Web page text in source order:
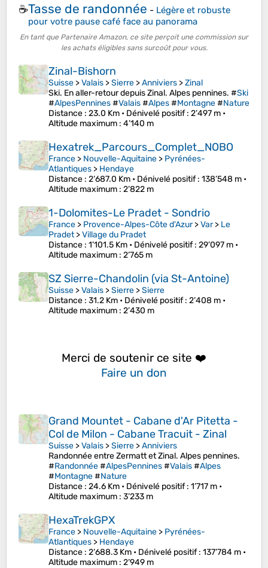
☕Tasse de randonnée - Légère et robuste
pour votre pause café face au panorama
En tant que Partenaire Amazon, ce site perçoit une commission sur
les achats éligibles sans surcoût pour vous.
Zinal-Bishorn
Suisse >Valais >Sierre >Anniviers >Zinal
Ski. En aller-retour depuis Zinal. Alpes pennines. #Ski
#AlpesPennines#Valais#Alpes#Montagne#Nature
Distance : 23.0 Km • Dénivelé positif: 2’497 m •
Altitude maximum : 4’140 m
Hexatrek_Parcours_Complet_NOBO
France > Nouvelle-Aquitaine > Pyrénées-
Atlantiques > Hendaye
Distance : 2’687.0 Km • Dénivelé positif: 138’548 m •
Altitude maximum : 2’822 m
1-Dolomites-Le Pradet - Sondrio
France > Provence-Alpes-Côte d'Azur>Var> Le
Pradet>Village du Pradet
Distance : 1’101.5 Km • Dénivelé positif: 29’097 m •
Altitude maximum : 2’765 m
SZ Sierre-Chandolin (via St-Antoine)
Suisse >Valais >Sierre >Sierre
Distance : 31.2 Km • Dénivelé positif: 2’408 m •
Altitude maximum : 2’430 m
Merci de soutenir ce site ❤️
Faire un don
Grand Mountet - Cabane d'Ar Pitetta -
Col de Milon - Cabane Tracuit - Zinal
Suisse >Valais >Sierre >Anniviers
Randonnée entre Zermatt et Zinal. Alpes pennines.
#Randonnée#AlpesPennines#Valais#Alpes
#Montagne#Nature
Distance : 24.6 Km • Dénivelé positif: 1’717 m •
Altitude maximum : 3’233 m
HexaTrekGPX
France > Nouvelle-Aquitaine > Pyrénées-
Atlantiques > Hendaye
Distance : 2’688.3 Km • Dénivelé positif: 137’784 m •
Altitude maximum : 2’949 m